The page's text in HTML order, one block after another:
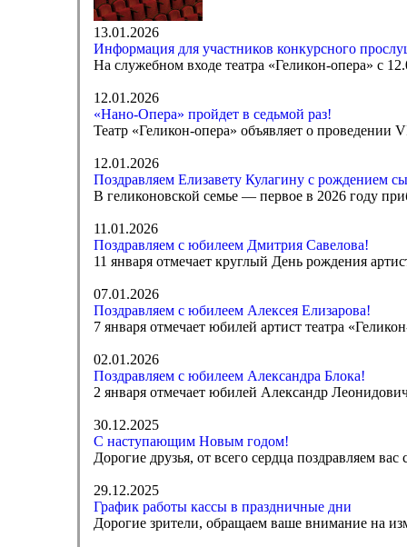
13.01.2026
Информация для участников конкурсного
На служебном входе театра «Геликон-опера» с
12.01.2026
«Нано-Опера» пройдет в седьмой раз!
Театр «Геликон-опера» объявляет о
12.01.2026
Поздравляем Елизавету Кулагину с рождением
В геликоновской семье — первое в 2026 году
11.01.2026
Поздравляем с юбилеем Дмитрия Савелова!
11 января отмечает круглый День рождения
07.01.2026
Поздравляем с юбилеем Алексея Елизарова!
7 января отмечает юбилей артист театра
02.01.2026
Поздравляем с юбилеем Александра Блока!
2 января отмечает юбилей Александр
30.12.2025
С наступающим Новым годом!
Дорогие друзья, от всего сердца поздравляем
29.12.2025
График работы кассы в праздничные дни
Дорогие зрители, обращаем ваше внимание на